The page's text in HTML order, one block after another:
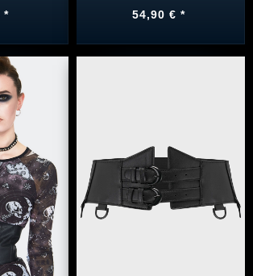
* 54,90 € *